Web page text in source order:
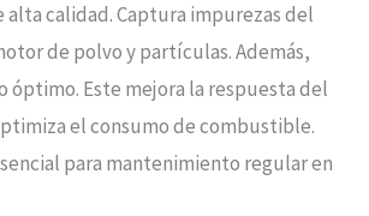
alta calidad. Captura impurezas del
de polvo y partículas. Además,
óptimo. Este mejora la respuesta del
el consumo de combustible.
para mantenimiento regular en